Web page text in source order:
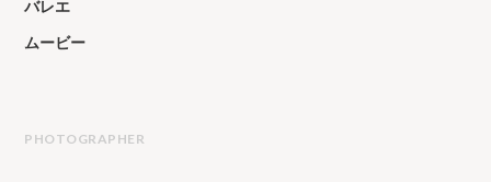
バレエ
ムービー
PHOTOGRAPHER